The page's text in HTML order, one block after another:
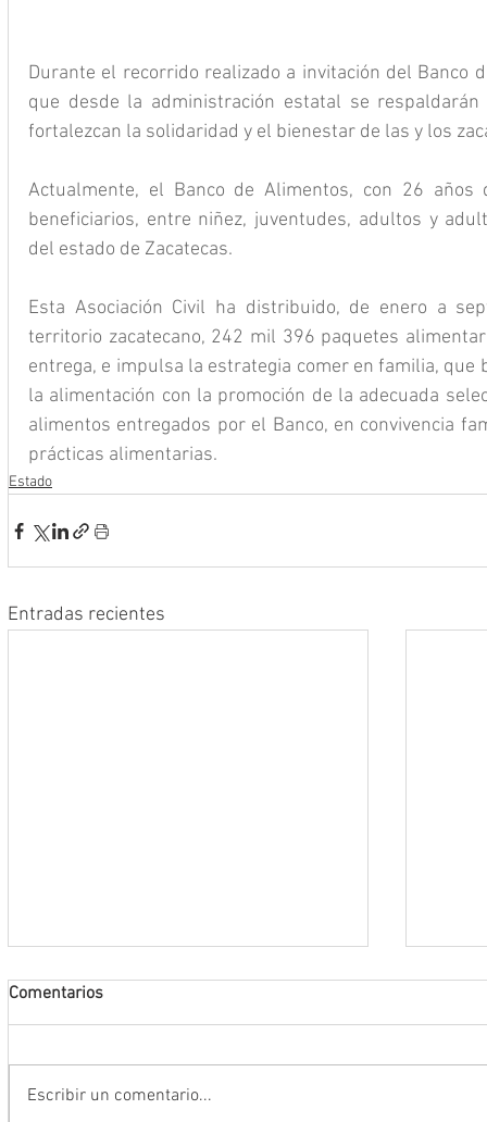
Durante el recorrido realizado a invitación del Banco
que desde la administración estatal se
fortalezcan la solidaridad y el bienestar de las y los
Actualmente, el Banco de Alimentos, con 26
beneficiarios, entre niñez, juventudes, adultos y
del estado de Zacatecas.
Esta Asociación Civil ha distribuido, de enero a
territorio zacatecano, 242 mil 396 paquetes
entrega, e impulsa la estrategia comer en familia, que
la alimentación con la promoción de la adecuada
alimentos entregados por el Banco, en convivencia
prácticas alimentarias.
Estado
Entradas recientes
Comentarios
Escribir un comentario...